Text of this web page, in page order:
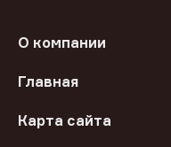
О компании
Главная
Карта сайта